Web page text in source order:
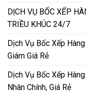
DỊCH VỤ BỐC XẾP
TRIỀU KHÚC 24/7
Dịch Vụ Bốc Xếp
Giám Giá Rẻ
Dịch Vụ Bốc Xếp
Nhân Chính, Giá Rẻ